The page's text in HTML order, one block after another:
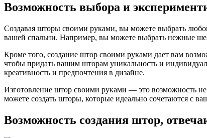
Возможность выбора и
Создавая шторы своими руками, вы можете выбрать
вашей спальни. Например, вы можете выбрать нежные
Кроме того, создание штор своими руками дает вам
чтобы придать вашим шторам уникальность и
креативность и предпочтения в дизайне.
Изготовление штор своими руками — это возможность
можете создать шторы, которые идеально сочетаются с
Возможность создания штор,